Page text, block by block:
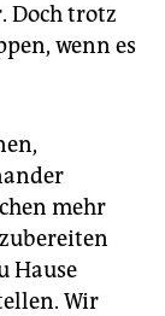
Doch trotz
wenn es
mehr
Hause
Wir